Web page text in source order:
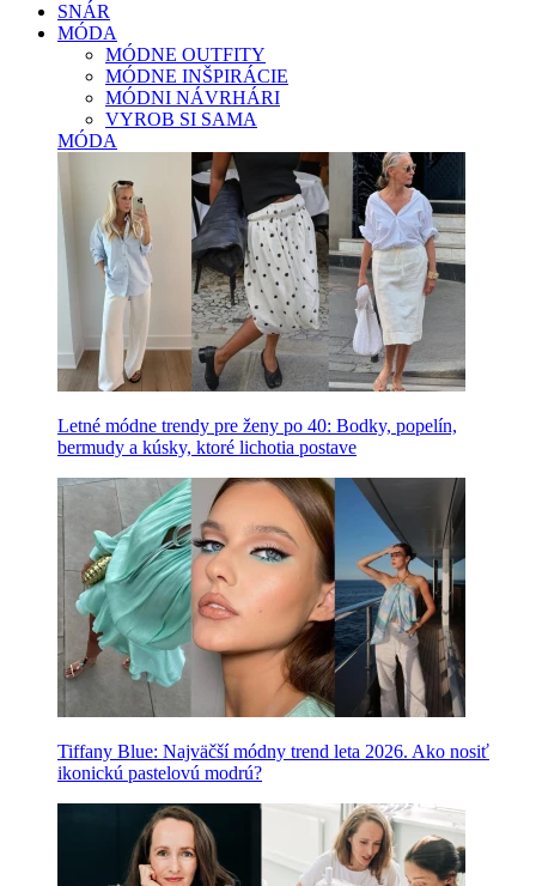
SNÁR
MÓDA
MÓDNE OUTFITY
MÓDNE INŠPIRÁCIE
MÓDNI NÁVRHÁRI
VYROB SI SAMA
MÓDA
Letné módne trendy pre ženy po 40: Bodky, popelín,
bermudy a kúsky, ktoré lichotia postave
Tiffany Blue: Najväčší módny trend leta 2026. Ako nosiť
ikonickú pastelovú modrú?